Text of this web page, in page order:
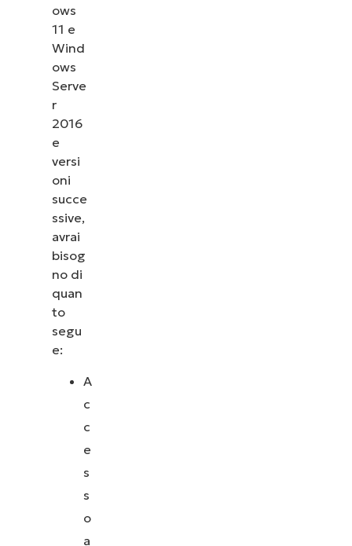
ows
11 e
Wind
ows
Serve
r
2016
e
versi
oni
succe
ssive,
avrai
bisog
no di
quan
to
segu
e:
A
c
c
e
s
s
o
a